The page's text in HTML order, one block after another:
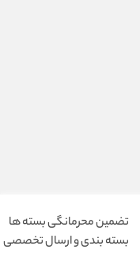
تضمین محرمانگی بسته ها
بسته بندی و ارسال تخصصی